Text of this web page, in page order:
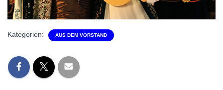
Kategorien: AUS DEM VORSTAND